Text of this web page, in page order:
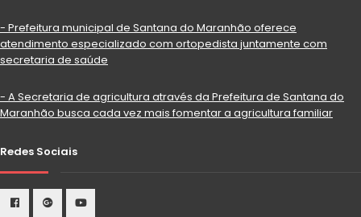
- Prefeitura municipal de Santana do Maranhão oferece
atendimento especializado com ortopedista juntamente com
secretaria de saúde
- A Secretaria de agricultura através da Prefeitura de Santana do
Maranhão busca cada vez mais fomentar a agricultura familiar
Redes Sociais